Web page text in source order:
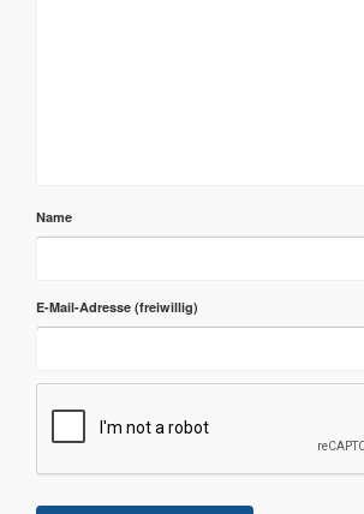
Name
E-Mail-Adresse